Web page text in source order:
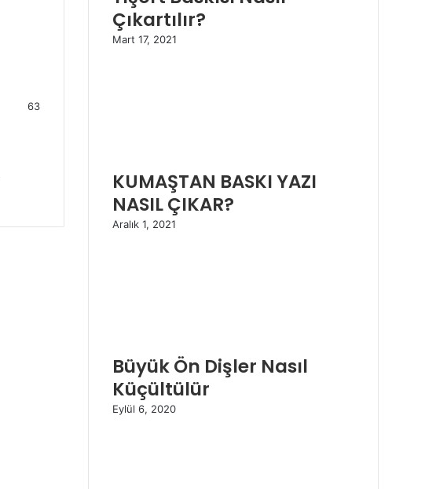
63
Çıkartılır?
Mart 17, 2021
KUMAŞTAN BASKI YAZI
NASIL ÇIKAR?
Aralık 1, 2021
Büyük Ön Dişler Nasıl
Küçültülür
Eylül 6, 2020